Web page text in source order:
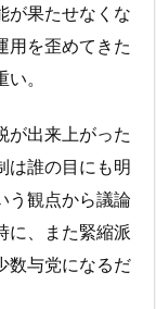
が果たせなくな
用を歪めてきた
。
が出来上がった
は誰の目にも明
う観点から議論
に、また緊縮派
数与党になるだ